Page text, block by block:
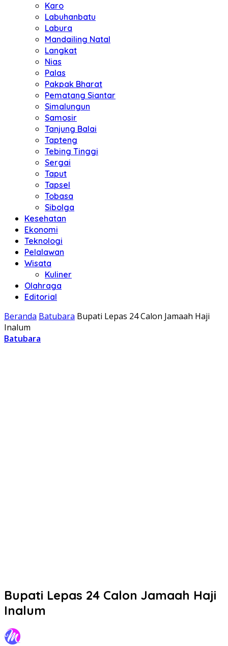
Karo
Labuhanbatu
Labura
Mandailing Natal
Langkat
Nias
Palas
Pakpak Bharat
Pematang Siantar
Simalungun
Samosir
Tanjung Balai
Tapteng
Tebing Tinggi
Sergai
Taput
Tapsel
Tobasa
Sibolga
Kesehatan
Ekonomi
Teknologi
Pelalawan
Wisata
Kuliner
Olahraga
Editorial
Beranda Batubara Bupati Lepas 24 Calon Jamaah Haji
Inalum
Batubara
Bupati Lepas 24 Calon Jamaah Haji
Inalum